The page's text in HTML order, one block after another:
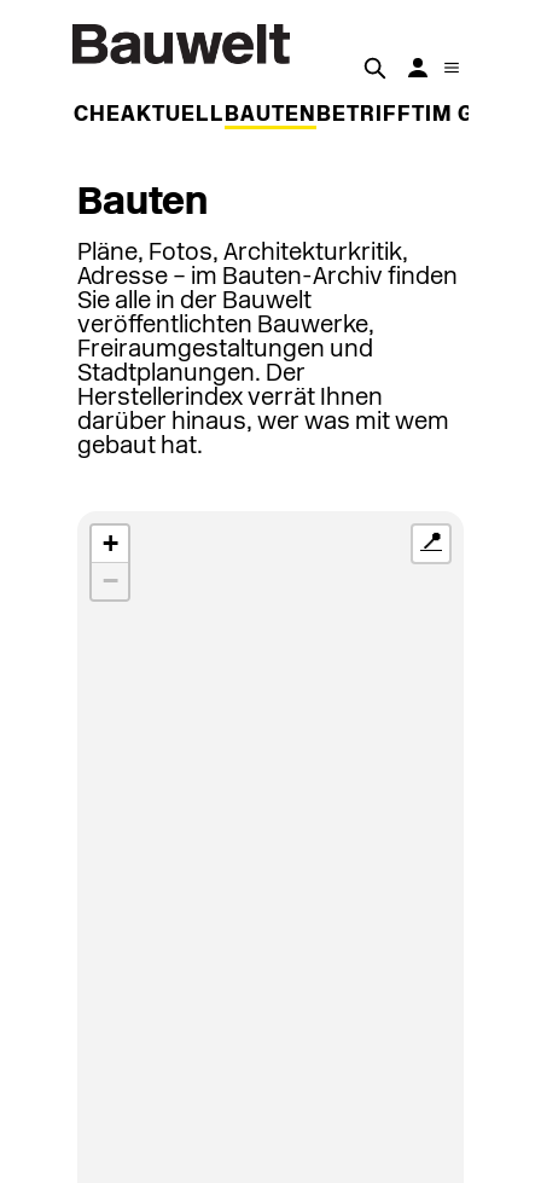
WOCHEAKTUELL BAUTEN BETRIFFT IM
Bauten
Pläne, Fotos, Architekturkritik,
Adresse – im Bauten-Archiv finden
Sie alle in der Bauwelt
veröffentlichten Bauwerke,
Freiraumgestaltungen und
Stadtplanungen. Der
Herstellerindex verrät Ihnen
darüber hinaus, wer was mit wem
gebaut hat.
+
−
📍